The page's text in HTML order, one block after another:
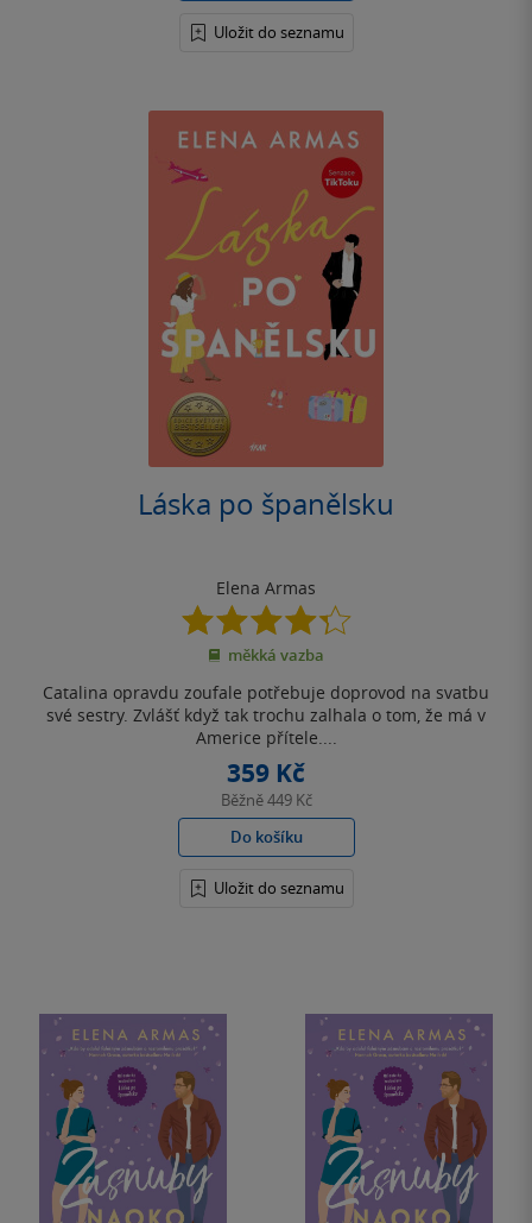
Uložit do seznamu
Láska po španělsku
Elena Armas
4.3
z
5
měkká vazba
Catalina opravdu zoufale potřebuje doprovod na svatbu
své sestry. Zvlášť když tak trochu zalhala o tom, že má v
Americe přítele....
359 Kč
Běžně449 Kč
Do košíku
Uložit do seznamu